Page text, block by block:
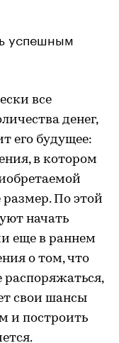
успешным
все
денег,
его будущее:
в котором
По этой
начать
еще в раннем
о том, что
свои шансы
и построить